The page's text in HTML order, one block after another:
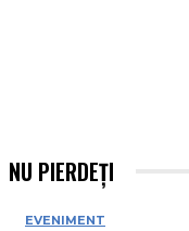
NU PIERDEȚI
EVENIMENT